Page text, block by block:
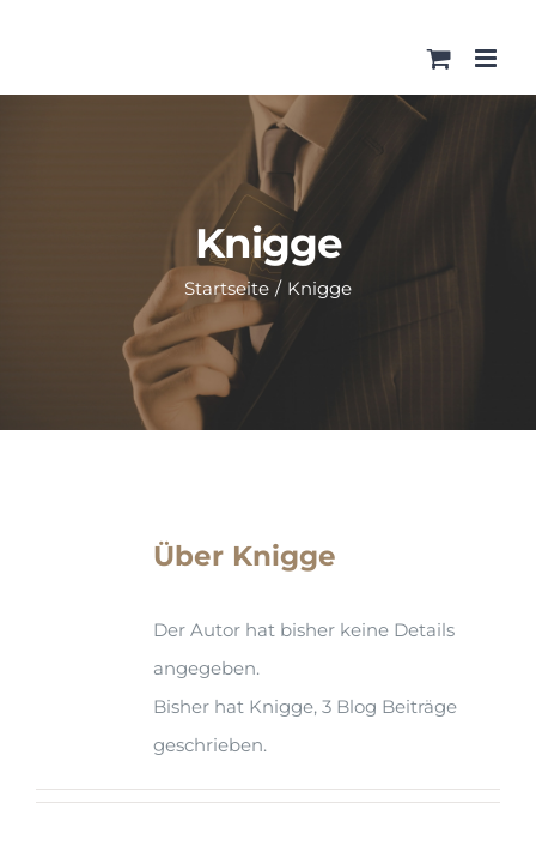
springen
Knigge
Startseite / Knigge
Über Knigge
Der Autor hat bisher keine Details
angegeben.
Bisher hat Knigge, 3 Blog Beiträge
geschrieben.